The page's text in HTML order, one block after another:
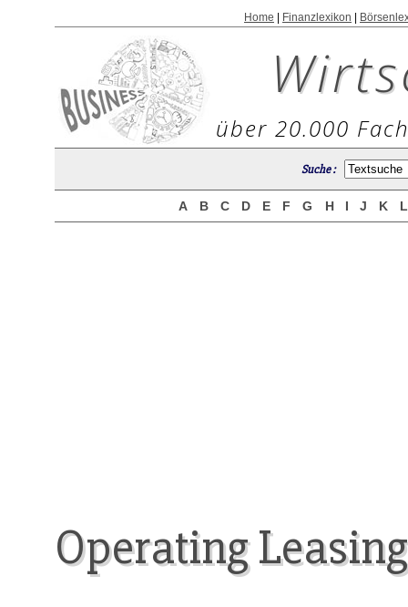
Home Finanzlexikon
über 20.000
Suche :
A B C D E F G H I J K
Operating Leasing